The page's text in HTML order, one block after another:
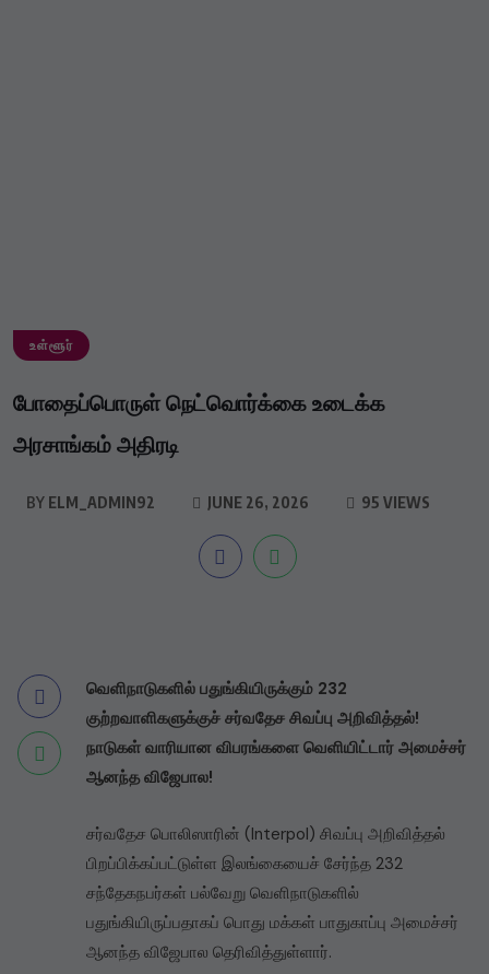
உள்ளூர்
போதைப்பொருள் நெட்வொர்க்கை உடைக்க
அரசாங்கம் அதிரடி
BY ELM_ADMIN92 JUNE 26, 2026 95 VIEWS
வெளிநாடுகளில் பதுங்கியிருக்கும் 232
குற்றவாளிகளுக்குச் சர்வதேச சிவப்பு அறிவித்தல்!
நாடுகள் வாரியான விபரங்களை வெளியிட்டார் அமைச்சர்
ஆனந்த விஜேபால!
சர்வதேச பொலிஸாரின் (Interpol) சிவப்பு அறிவித்தல்
பிறப்பிக்கப்பட்டுள்ள இலங்கையைச் சேர்ந்த 232
சந்தேகநபர்கள் பல்வேறு வெளிநாடுகளில்
பதுங்கியிருப்பதாகப் பொது மக்கள் பாதுகாப்பு அமைச்சர்
ஆனந்த விஜேபால தெரிவித்துள்ளார்.